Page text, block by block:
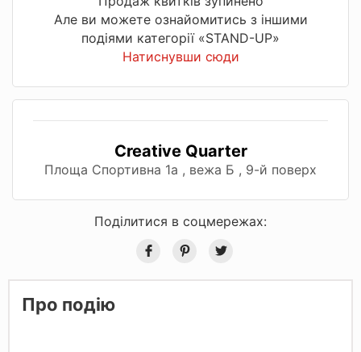
Але ви можете ознайомитись з іншими
подіями категорії «STAND-UP»
Натиснувши сюди
Creative Quarter
Площа Спортивна 1а , вежа Б , 9-й поверх
Поділитися в соцмережах:
Про подію